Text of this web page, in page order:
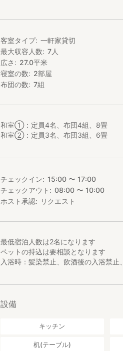
●新型コロナウイルス対策について
●やまどりについて
諸塚村の山の中にポツンとたたずむ1
宿名は山の中で数々の鶏を飼育してい
●体験について
-取れたてのブルーベリーを使ったジャ
-田植えや稲刈りなどの農作業体験
ぜひやまどりの名前のごとく、鶏を
他にも季節毎にたくさんの体験メニ
夏はBBQも出来ます。
食事については用意はありませんが、
ださい。
和室1： 4名部屋（８畳）
和室2： 3名部屋（６畳）
家族や団体で来られた方々はリビン
川のせせらぎ、鳥のさえずりが穏や
客室タイプ 一軒家貸切
最大収容人数
7人
広さ
27.0平米
寝室の数
2部屋
布団の数
7組
和室①：定員4名、布団4組、8畳
和室②：定員3名、布団3組、6畳
チェックイン
15:00 〜 17:00
チェックアウト
08:00 〜 10:00
ホスト承認
リクエスト
最低宿泊人数は2名になります
ペットの持込は要相談となります
入浴時：髪染禁止、飲酒後の入浴禁
設備
キッチン
机(テーブル)